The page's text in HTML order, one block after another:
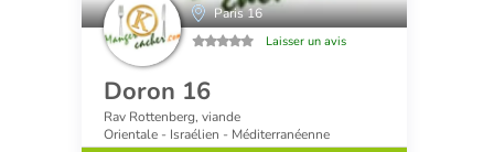
Paris 16
Laisser un avis
Doron 16
Rav Rottenberg, viande
Orientale - Israélien - Méditerranéenne